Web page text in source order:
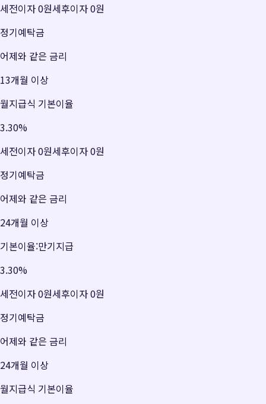
세전이자0원세후이자0원
정기예탁금
어제와 같은 금리
13개월 이상
월지급식 기본이율
3.30%
세전이자0원세후이자0원
정기예탁금
어제와 같은 금리
24개월 이상
기본이율:만기지급
3.30%
세전이자0원세후이자0원
정기예탁금
어제와 같은 금리
24개월 이상
월지급식 기본이율